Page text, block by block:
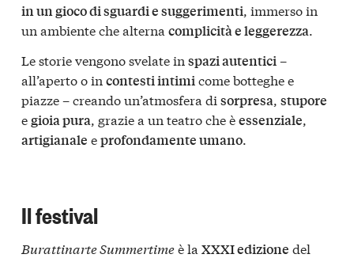
in un gioco di sguardi e suggerimenti, immerso in
un ambiente che alterna complicità e leggerezza.
Le storie vengono svelate in spazi autentici–
all’aperto o in contesti intimicome botteghe e
piazze – creando un’atmosfera di sorpresa, stupore
egioia pura, grazie a un teatro che èessenziale,
artigianale eprofondamente umano.
Il festival
Burattinarte Summertimeè la XXXI edizione del